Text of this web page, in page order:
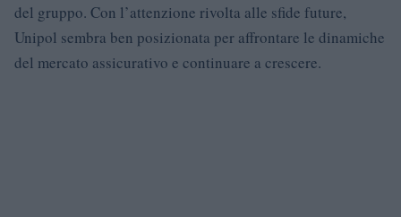
del gruppo. Con l’attenzione rivolta alle sfide future,
Unipol sembra ben posizionata per affrontare le dinamiche
del mercato assicurativo e continuare a crescere.